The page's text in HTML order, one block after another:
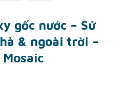
gốc nước – Sử
& ngoài trời –